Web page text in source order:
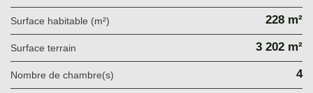
Surface habitable (m²) 228 m²
surface terrain 3 202 m²
Nombre de chambre(s) 4